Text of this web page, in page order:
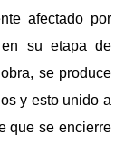
afectado por
en su etapa de
se produce
y esto unido a
que se encierre